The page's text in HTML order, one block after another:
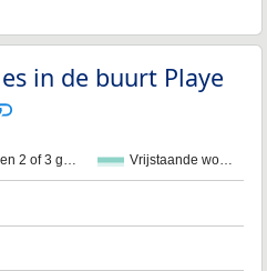
in de buurt Playe
2 of 3 g… Vrijstaande wo…